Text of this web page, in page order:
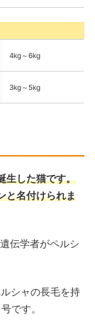
4kg～6kg
3kg～5kg
生した猫です。
と名付けられま
伝学者がペルシ
シャの長毛を持
です。